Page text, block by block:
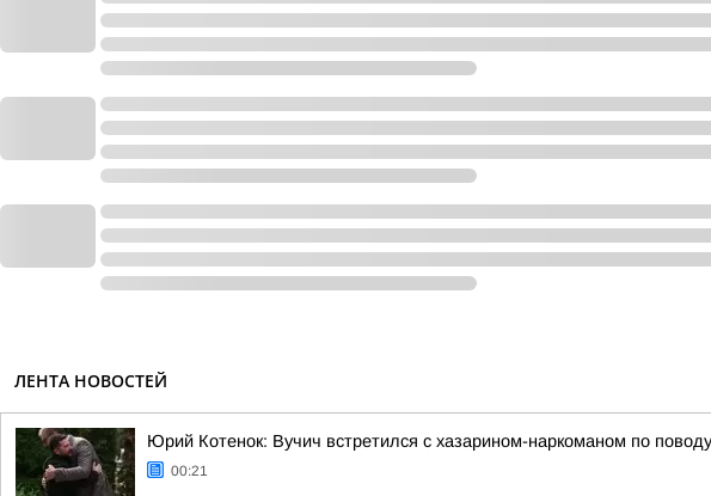
ЛЕНТА НОВОСТЕЙ
Юрий Котенок: Вучич встретился с хазарином-наркоманом по
00:21